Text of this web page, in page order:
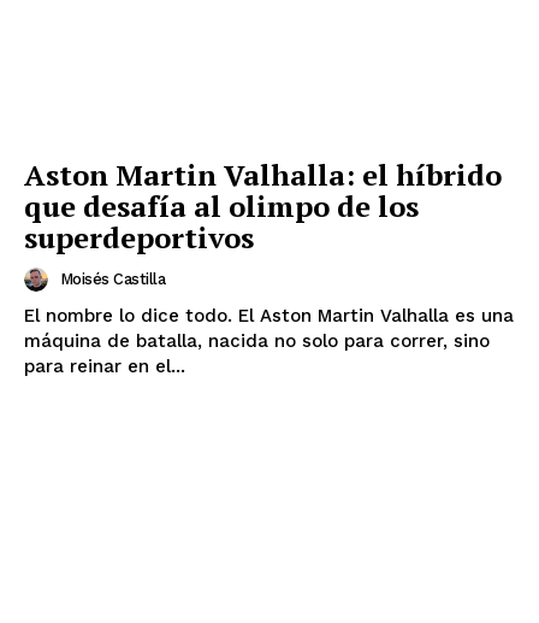
Aston Martin Valhalla: el híbrido
que desafía al olimpo de los
superdeportivos
Moisés Castilla
El nombre lo dice todo. El Aston Martin Valhalla es una
máquina de batalla, nacida no solo para correr, sino
para reinar en el...